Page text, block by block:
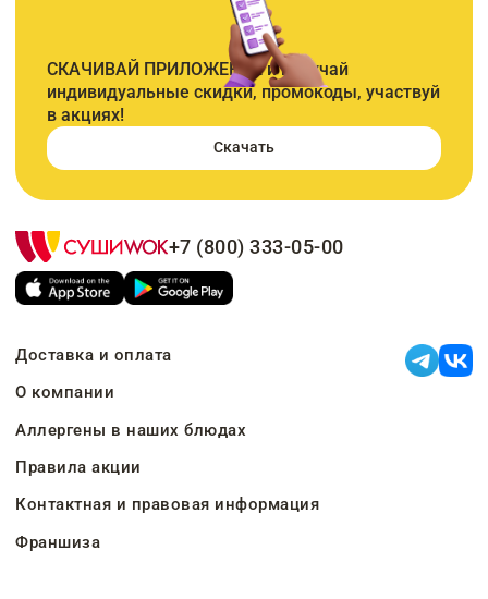
СКАЧИВАЙ ПРИЛОЖЕНИЕ и получай
индивидуальные скидки, промокоды, участвуй
в акциях!
Скачать
+7 (800) 333-05-00
Доставка и оплата
О компании
Аллергены в наших блюдах
Правила акции
Контактная и правовая информация
Франшиза